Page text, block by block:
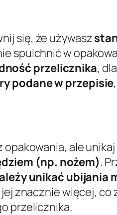
się, że używasz
spulchnić w
przelicznika,
podane w przepisie
ale
(np. nożem).
unikać ubijania
znacznie więcej,
przelicznika.